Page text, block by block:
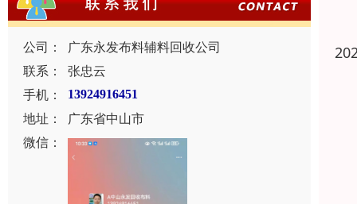
公司：
广东永发布料辅料回收公司
联系：
张忠云
手机：
13924916451
地址：
广东省中山市
微信：